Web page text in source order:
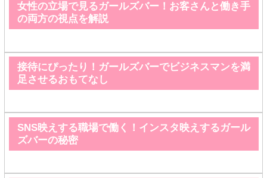
女性の立場で見るガールズバー！お客さんと働き手
の両方の視点を解説
接待にぴったり！ガールズバーでビジネスマンを満
足させるおもてなし
SNS映えする職場で働く！インスタ映えするガール
ズバーの秘密